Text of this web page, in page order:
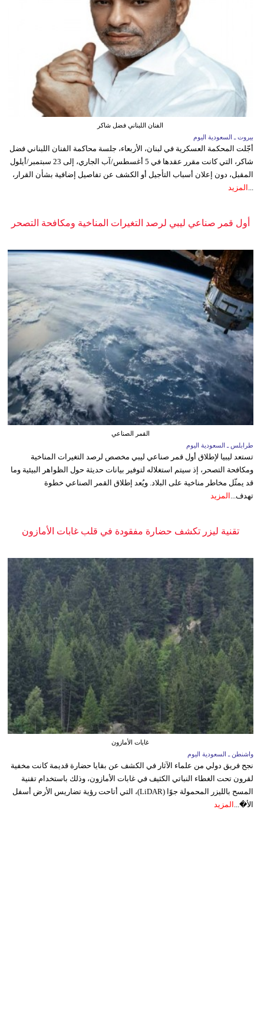
الفنان اللبناني فضل شاكر
بيروت ـ السعودية اليوم
أجّلت المحكمة العسكرية في لبنان، الأربعاء، جلسة محاكمة الفنان اللبناني فضل
شاكر، التي كانت مقرر عقدها في 5 أغسطس/آب الجاري، إلى 23 سبتمبر/أيلول
المقبل، دون إعلان أسباب التأجيل أو الكشف عن تفاصيل إضافية بشأن القرار،
المزيد
أول قمر صناعي ليبي لرصد التغيرات المناخية ومكافحة التصحر
القمر الصناعي
طرابلس ـ السعودية اليوم
تستعد ليبيا لإطلاق أول قمر صناعي ليبي مخصص لرصد التغيرات المناخية
ومكافحة التصحر، إذ سيتم استغلاله لتوفير بيانات حديثة حول الظواهر البيئية وما
قد يمثّل مخاطر مناخية على البلاد. ويُعد إطلاق القمر الصناعي خطوة
تهدف... المزيد
تقنية ليزر تكشف حضارة مفقودة في قلب غابات الأمازون
غابات الأمازون
واشنطن ـ السعودية اليوم
نجح فريق دولي من علماء الآثار في الكشف عن بقايا حضارة قديمة كانت مخفية
لقرون تحت الغطاء النباتي الكثيف في غابات الأمازون، وذلك باستخدام تقنية
المسح بالليزر المحمولة جوًا (LiDAR)، التي أتاحت رؤية تضاريس الأرض أسفل
الأ�... المزيد